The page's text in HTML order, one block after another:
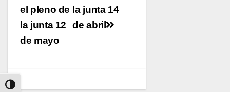
Alternar alto contraste
la junta 14
de abril
el pleno de
la junta 12
de mayo